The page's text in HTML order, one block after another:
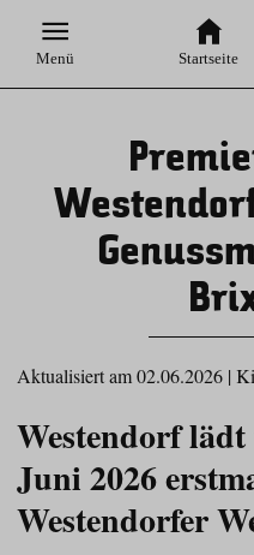
Menü Startseite
Aktualisiert am 02.06.2026 |
Westendorf lädt
Juni 2026
Westendorfer